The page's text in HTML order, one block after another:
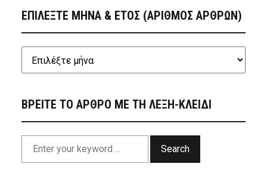
ΕΠΙΛΕΞΤΕ ΜΗΝΑ & ΕΤΟΣ (ΑΡΙΘΜΟΣ ΑΡΘΡΩΝ)
ΒΡΕΙΤΕ ΤΟ ΑΡΘΡΟ ΜΕ ΤΗ ΛΕΞΗ-ΚΛΕΙΔΙ
Search